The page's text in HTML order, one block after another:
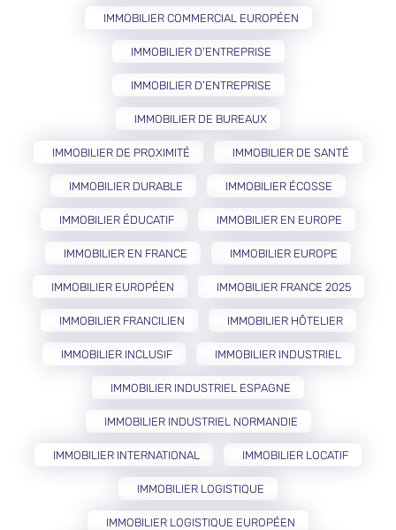
IMMOBILIER COMMERCIAL EUROPÉEN
IMMOBILIER D'ENTREPRISE
IMMOBILIER D’ENTREPRISE
IMMOBILIER DE BUREAUX
IMMOBILIER DE PROXIMITÉ IMMOBILIER DE SANTÉ
IMMOBILIER DURABLE IMMOBILIER ÉCOSSE
IMMOBILIER ÉDUCATIF IMMOBILIER EN EUROPE
IMMOBILIER EN FRANCE IMMOBILIER EUROPE
IMMOBILIER EUROPÉEN IMMOBILIER FRANCE 2025
IMMOBILIER FRANCILIEN IMMOBILIER HÔTELIER
IMMOBILIER INCLUSIF IMMOBILIER INDUSTRIEL
IMMOBILIER INDUSTRIEL ESPAGNE
IMMOBILIER INDUSTRIEL NORMANDIE
IMMOBILIER INTERNATIONAL IMMOBILIER LOCATIF
IMMOBILIER LOGISTIQUE
IMMOBILIER LOGISTIQUE EUROPÉEN